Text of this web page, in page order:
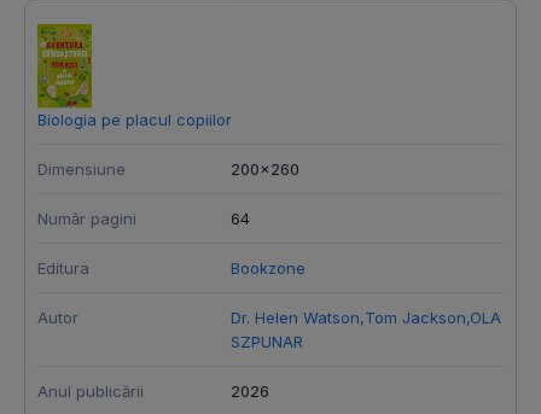
Biologia pe placul copiilor
Dimensiune 200x260
Număr pagini 64
Editura Bookzone
Autor Dr. Helen Watson,Tom Jackson,OLA
SZPUNAR
Anul publicării 2026